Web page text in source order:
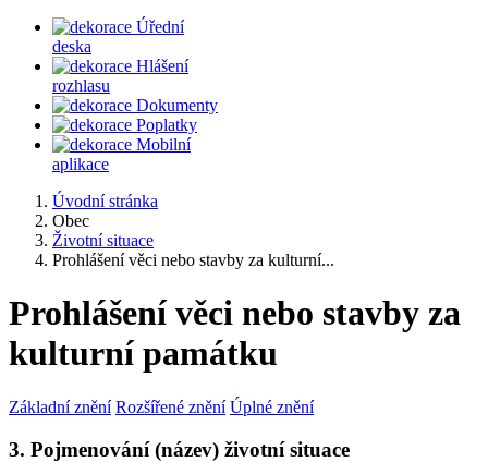
Úřední
deska
Hlášení
rozhlasu
Dokumenty
Poplatky
Mobilní
aplikace
Úvodní stránka
Obec
Životní situace
Prohlášení věci nebo stavby za kulturní...
Prohlášení věci nebo stavby za
kulturní památku
Základní znění Rozšířené znění Úplné znění
3. Pojmenování (název) životní situace